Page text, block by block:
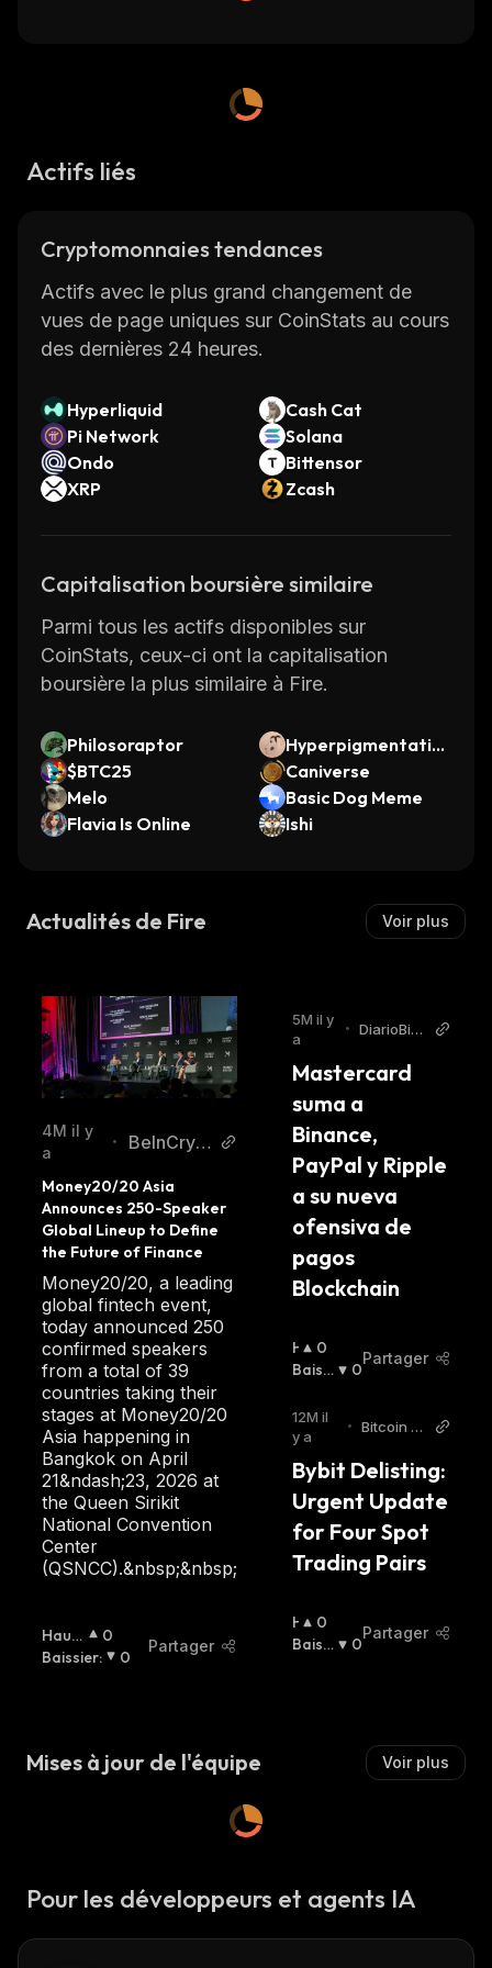
Actifs liés
Cryptomonnaies tendances
Actifs avec le plus grand changement de
vues de page uniques sur CoinStats au cours
des dernières 24 heures.
Hyperliquid
Cash Cat
Pi Network
Solana
Ondo
Bittensor
XRP
Zcash
Capitalisation boursière similaire
Parmi tous les actifs disponibles sur
CoinStats, ceux-ci ont la capitalisation
boursière la plus similaire à Fire.
Philosoraptor
Hyperpigmentatio
n
$BTC25
Caniverse
Melo
Basic Dog Meme
Flavia Is Online
Ishi
Actualités de Fire Voir plus
4M il y
a
•
BeInCrypt
Money20/20 Asia
Announces 250-Speaker
Global Lineup to Define
the Future of Finance
Money20/20, a leading
global fintech event,
today announced 250
confirmed speakers
from a total of 39
countries taking their
stages at Money20/20
Asia happening in
Bangkok on April
21&ndash;23, 2026 at
the Queen Sirikit
National Convention
Center
(QSNCC).&nbsp;&nbsp;
Haus
Sier:
0
Baissier: 0
Partager
5M il y
a
•
DiarioBitc
Mastercard
suma a
Binance,
PayPal y Ripple
a su nueva
ofensiva de
pagos
Blockchain
H
A
S
S
E
R
0
Baissi
0
Partager
12M il
y a
•
Bitcoin W
Bybit Delisting:
Urgent Update
for Four Spot
Trading Pairs
H
A
0
Baissi
0
Partager
Mises à jour de l'équipe Voir plus
Pour les développeurs et agents IA